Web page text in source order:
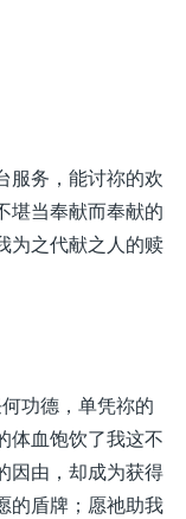
服务，能讨祢的欢
堪当奉献而奉献的
为之代献之人的赎
功德，单凭祢的
体血饱饮了我这不
因由，却成为获得
的盾牌；愿祂助我